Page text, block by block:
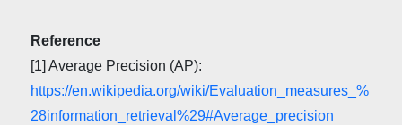
Reference
[1] Average Precision (AP):
https://en.wikipedia.org/wiki/Evaluation_measures_%
28information_retrieval%29#Average_precision